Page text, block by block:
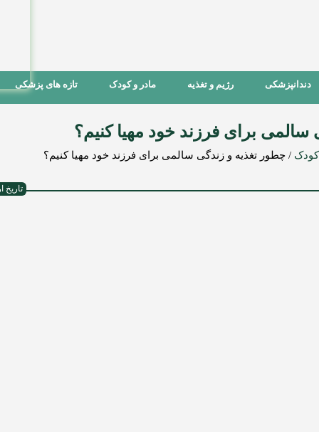
دندانپزشکی رژیم و تغذیه مادر و کودک تازه های پزشکی
برای فرزند خود مهیا کنیم؟
کودک / چطور تغذیه و زندگی سالمی برای فرزند خود مهیا کنیم؟
تاریخ